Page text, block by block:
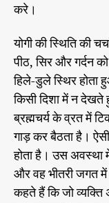
करे।
योगी की स्थिति की
पीठ, सिर और गर्दन
हिले-डुले स्थिर होता
किसी दिशा में न देखते
ब्रह्मचर्य के व्रत में
गाड़ कर बैठता है।
होता है। उस अवस्था
और वह भीतरी जगत
कहते हैं कि जो व्यक्ति